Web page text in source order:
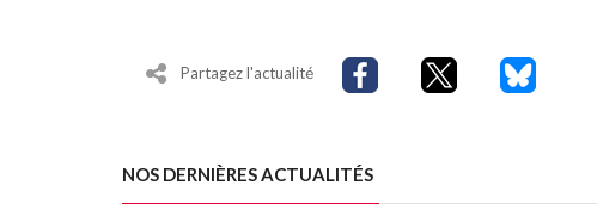
Partagez l'actualité
NOS DERNIÈRES ACTUALITÉS